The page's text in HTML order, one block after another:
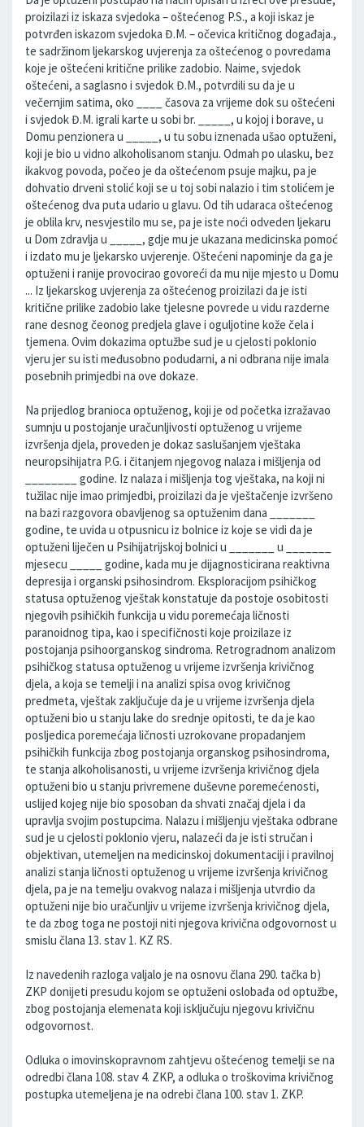
proizilazi iz iskaza svjedoka – oštećenog P.S., a koji iskaz je
potvrđen iskazom svjedoka Đ.M. – očevica kritičnog događaja.,
te sadržinom ljekarskog uvjerenja za oštećenog o povredama
koje je oštećeni kritične prilike zadobio. Naime, svjedok
oštećeni, a saglasno i svjedok Đ.M., potvrdili su da je u
večernjim satima, oko ____ časova za vrijeme dok su oštećeni
i svjedok Đ.M. igrali karte u sobi br. _____, u kojoj i borave, u
Domu penzionera u _____, u tu sobu iznenada ušao optuženi,
koji je bio u vidno alkoholisanom stanju. Odmah po ulasku, bez
ikakvog povoda, počeo je da oštećenom psuje majku, pa je
dohvatio drveni stolić koji se u toj sobi nalazio i tim stolićem je
oštećenog dva puta udario u glavu. Od tih udaraca oštećenog
je oblila krv, nesvjestilo mu se, pa je iste noći odveden ljekaru
u Dom zdravlja u _____, gdje mu je ukazana medicinska pomoć
i izdato mu je ljekarsko uvjerenje. Oštećeni napominje da ga je
optuženi i ranije provocirao govoreći da mu nije mjesto u Domu
... Iz ljekarskog uvjerenja za oštećenog proizilazi da je isti
kritične prilike zadobio lake tjelesne povrede u vidu razderne
rane desnog čeonog predjela glave i oguljotine kože čela i
tjemena. Ovim dokazima optužbe sud je u cjelosti poklonio
vjeru jer su isti međusobno podudarni, a ni odbrana nije imala
posebnih primjedbi na ove dokaze.
Na prijedlog branioca optuženog, koji je od početka izražavao
sumnju u postojanje uračunljivosti optuženog u vrijeme
izvršenja djela, proveden je dokaz saslušanjem vještaka
neuropsihijatra P.G. i čitanjem njegovog nalaza i mišljenja od
________ godine. Iz nalaza i mišljenja tog vještaka, na koji ni
tužilac nije imao primjedbi, proizilazi da je vještačenje izvršeno
na bazi razgovora obavljenog sa optuženim dana _______
godine, te uvida u otpusnicu iz bolnice iz koje se vidi da je
optuženi liječen u Psihijatrijskoj bolnici u _______ u _______
mjesecu _____ godine, kada mu je dijagnosticirana reaktivna
depresija i organski psihosindrom. Eksploracijom psihičkog
statusa optuženog vještak konstatuje da postoje osobitosti
njegovih psihičkih funkcija u vidu poremećaja ličnosti
paranoidnog tipa, kao i specifičnosti koje proizilaze iz
postojanja psihoorganskog sindroma. Retrogradnom analizom
psihičkog statusa optuženog u vrijeme izvršenja krivičnog
djela, a koja se temelji i na analizi spisa ovog krivičnog
predmeta, vještak zaključuje da je u vrijeme izvršenja djela
optuženi bio u stanju lake do srednje opitosti, te da je kao
posljedica poremećaja ličnosti uzrokovane propadanjem
psihičkih funkcija zbog postojanja organskog psihosindroma,
te stanja alkoholisanosti, u vrijeme izvršenja krivičnog djela
optuženi bio u stanju privremene duševne poremećenosti,
uslijed kojeg nije bio sposoban da shvati značaj djela i da
upravlja svojim postupcima. Nalazu i mišljenju vještaka odbrane
sud je u cjelosti poklonio vjeru, nalazeći da je isti stručan i
objektivan, utemeljen na medicinskoj dokumentaciji i pravilnoj
analizi stanja ličnosti optuženog u vrijeme izvršenja krivičnog
djela, pa je na temelju ovakvog nalaza i mišljenja utvrdio da
optuženi nije bio uračunljiv u vrijeme izvršenja krivičnog djela,
te da zbog toga ne postoji niti njegova krivična odgovornost u
smislu člana 13. stav 1. KZ RS.
Iz navedenih razloga valjalo je na osnovu člana 290. tačka b)
ZKP donijeti presudu kojom se optuženi oslobađa od optužbe,
zbog postojanja elemenata koji isključuju njegovu krivičnu
odgovornost.
Odluka o imovinskopravnom zahtjevu oštećenog temelji se na
odredbi člana 108. stav 4. ZKP, a odluka o troškovima krivičnog
postupka utemeljena je na odrebi člana 100. stav 1. ZKP.